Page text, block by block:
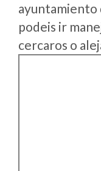
ayuntamiento
podeis ir
cercaros o